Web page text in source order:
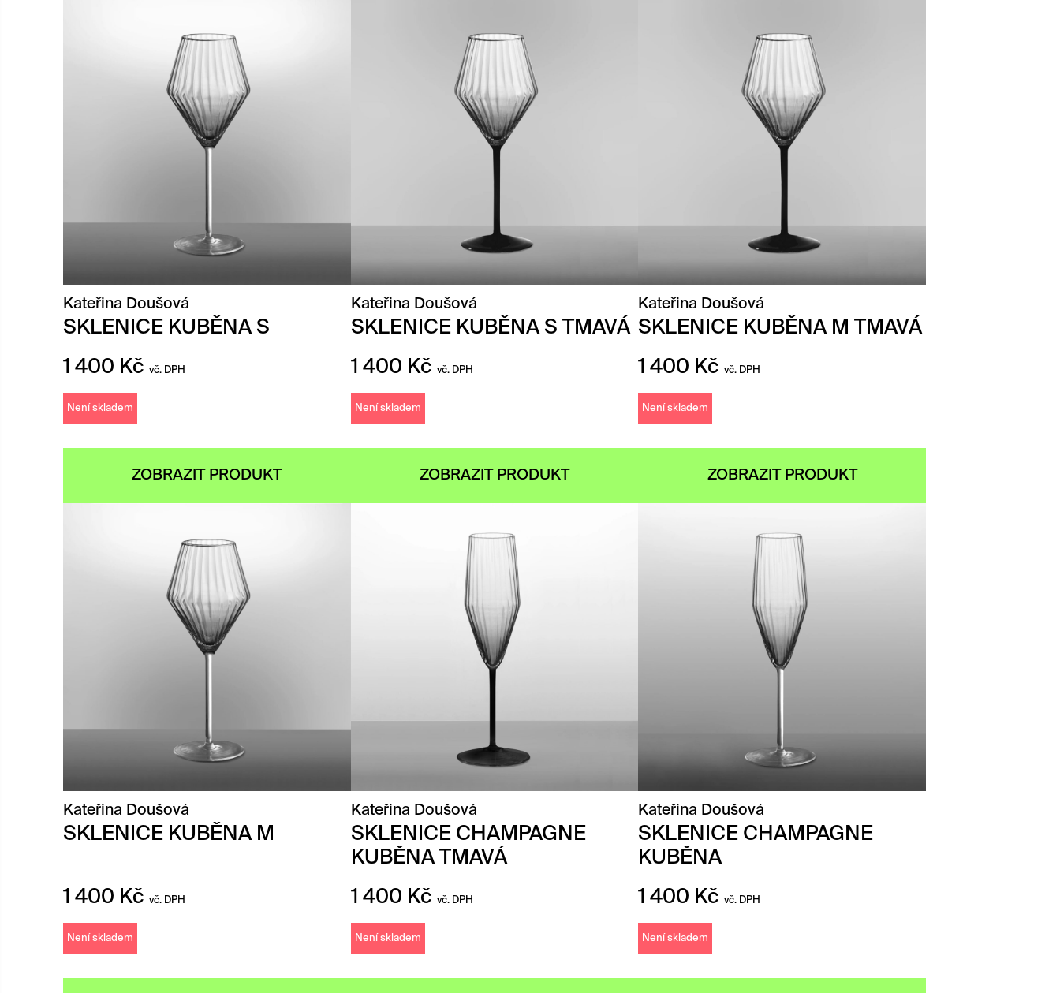
Kateřina Doušová
SKLENICE KUBĚNA S
1 400 Kč vč. DPH
Není skladem
ZOBRAZIT PRODUKT
Kateřina Doušová
SKLENICE KUBĚNA S TMAVÁ
1 400 Kč vč. DPH
Není skladem
ZOBRAZIT PRODUKT
Kateřina Doušová
SKLENICE KUBĚNA M TMAVÁ
1 400 Kč vč. DPH
Není skladem
ZOBRAZIT PRODUKT
Kateřina Doušová
SKLENICE KUBĚNA M
1 400 Kč vč. DPH
Není skladem
Kateřina Doušová
SKLENICE CHAMPAGNE
KUBĚNA TMAVÁ
1 400 Kč vč. DPH
Není skladem
Kateřina Doušová
SKLENICE CHAMPAGNE
KUBĚNA
1 400 Kč vč. DPH
Není skladem